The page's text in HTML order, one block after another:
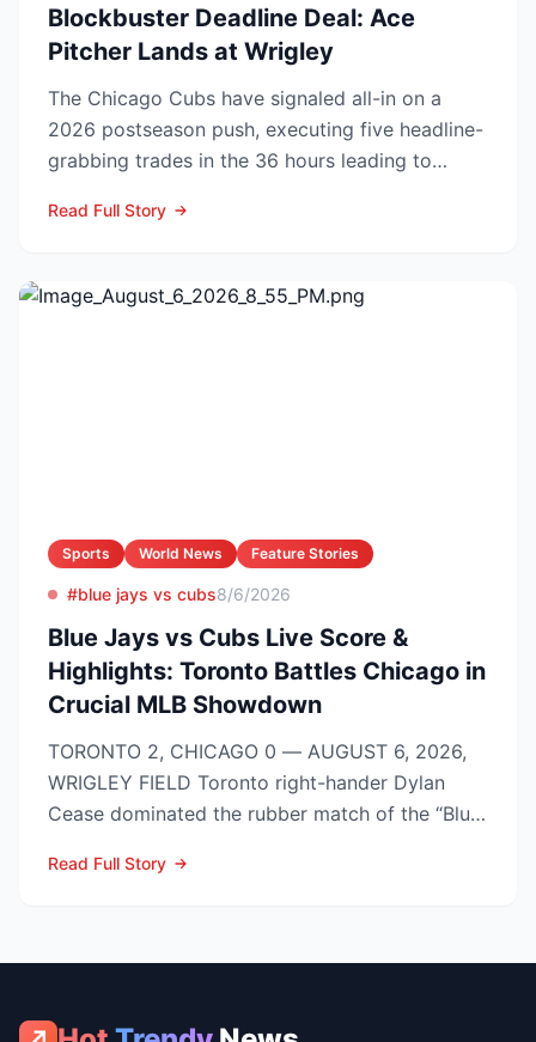
Blockbuster Deadline Deal: Ace
Pitcher Lands at Wrigley
The Chicago Cubs have signaled all-in on a
2026 postseason push, executing five headline-
grabbing trades in the 36 hours leading to
Read Full Story
Sports World News Feature Stories
#blue jays vs cubs8/6/2026
Blue Jays vs Cubs Live Score &
Highlights: Toronto Battles Chicago in
Crucial MLB Showdown
TORONTO 2, CHICAGO 0 — AUGUST 6, 2026,
WRIGLEY FIELD Toronto right-hander Dylan
Cease dominated the rubber match of the “Blue
Read Full Story